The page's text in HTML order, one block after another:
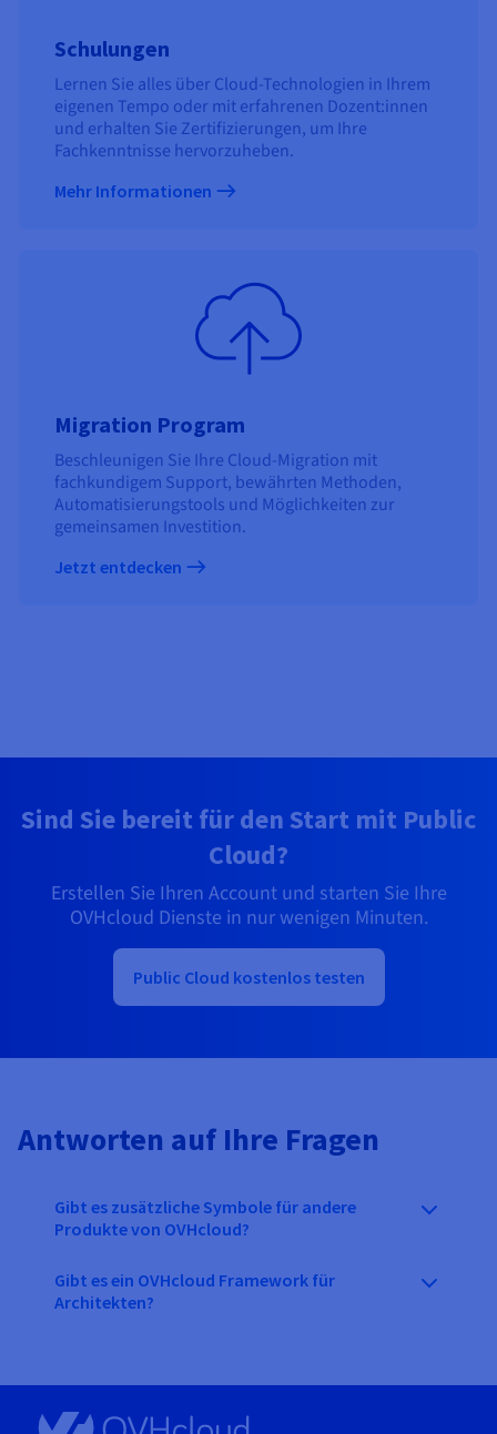
Schulungen
Lernen Sie alles über Cloud-Technologien in Ihrem
eigenen Tempo oder mit erfahrenen Dozent:innen
und erhalten Sie Zertifizierungen, um Ihre
Fachkenntnisse hervorzuheben.
Mehr Informationen
Migration Program
Beschleunigen Sie Ihre Cloud-Migration mit
fachkundigem Support, bewährten Methoden,
Automatisierungstools und Möglichkeiten zur
gemeinsamen Investition.
Jetzt entdecken
Sind Sie bereit für den Start mit Public
Cloud?
Erstellen Sie Ihren Account und starten Sie Ihre
OVHcloud Dienste in nur wenigen Minuten.
Public Cloud kostenlos testen
Antworten auf Ihre Fragen
Gibt es zusätzliche Symbole für andere
Produkte von OVHcloud?
Gibt es ein OVHcloud Framework für
Architekten?